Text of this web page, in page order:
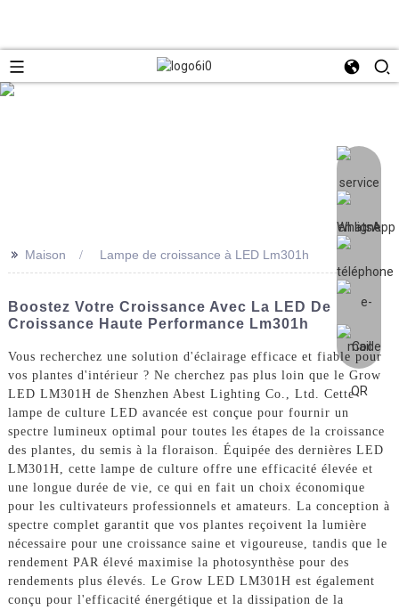
>> Maison Lampe de croissance à LED Lm301h
Boostez Votre Croissance Avec La LED De
Croissance Haute Performance Lm301h
Vous recherchez une solution d'éclairage efficace et fiable pour
vos plantes d'intérieur ? Ne cherchez pas plus loin que le Grow
LED LM301H de Shenzhen Abest Lighting Co., Ltd. Cette
lampe de culture LED avancée est conçue pour fournir un
spectre lumineux optimal pour toutes les étapes de la croissance
des plantes, du semis à la floraison. Équipée des dernières LED
LM301H, cette lampe de culture offre une efficacité élevée et
une longue durée de vie, ce qui en fait un choix économique
pour les cultivateurs professionnels et amateurs. La conception à
spectre complet garantit que vos plantes reçoivent la lumière
nécessaire pour une croissance saine et vigoureuse, tandis que le
rendement PAR élevé maximise la photosynthèse pour des
rendements plus élevés. Le Grow LED LM301H est également
conçu pour l'efficacité énergétique et la dissipation de la